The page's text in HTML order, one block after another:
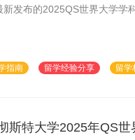
新发布的2025QS世界大学学
指南 留学经验分享 留学
斯特大学2025年QS世